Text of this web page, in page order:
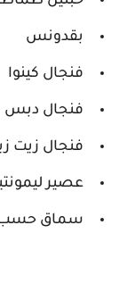
بقدونس
فنجال كينوا
فنجال دبس
فنجال زيت
عصير
سماق حسب